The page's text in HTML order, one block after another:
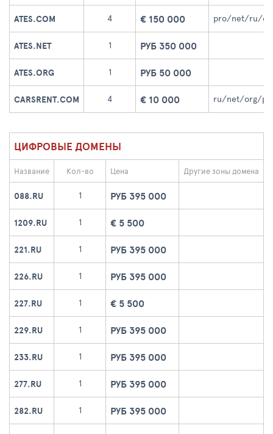
ATES.COM 4 € 150 000 pro/net/ru/
ATES.NET 1 РУБ 350 000
ATES.ORG 1 РУБ 50 000
CARSRENT.COM 4 € 10 000 ru/net/org/
ЦИФРОВЫЕ ДОМЕНЫ
Название Кол-во Цена Другие зоны домена
088.RU 1 РУБ 395 000
1209.RU 1 € 5 500
221.RU 1 РУБ 395 000
226.RU 1 РУБ 395 000
227.RU 1 € 5 500
229.RU 1 РУБ 395 000
233.RU 1 РУБ 395 000
277.RU 1 РУБ 395 000
282.RU 1 РУБ 395 000